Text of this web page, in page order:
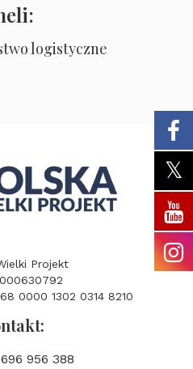
logistyczne
Projekt
0000 1302 0314 8210
956 388